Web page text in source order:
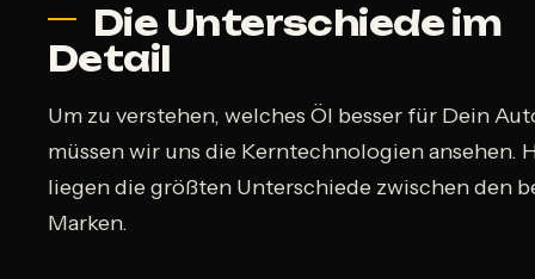
Die Unterschiede im
Detail
Um zu verstehen, welches Öl besser für Dein
müssen wir uns die Kerntechnologien ansehen.
liegen die größten Unterschiede zwischen den
Marken.